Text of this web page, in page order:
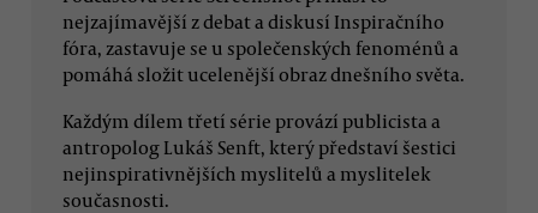
nejzajímavější z debat a diskusí Inspiračního
fóra, zastavuje se u společenských fenoménů a
pomáhá složit ucelenější obraz dnešního světa.
Každým dílem třetí série provází publicista a
antropolog Lukáš Senft, který představí šestici
nejinspirativnějších myslitelů a myslitelek
současnosti.